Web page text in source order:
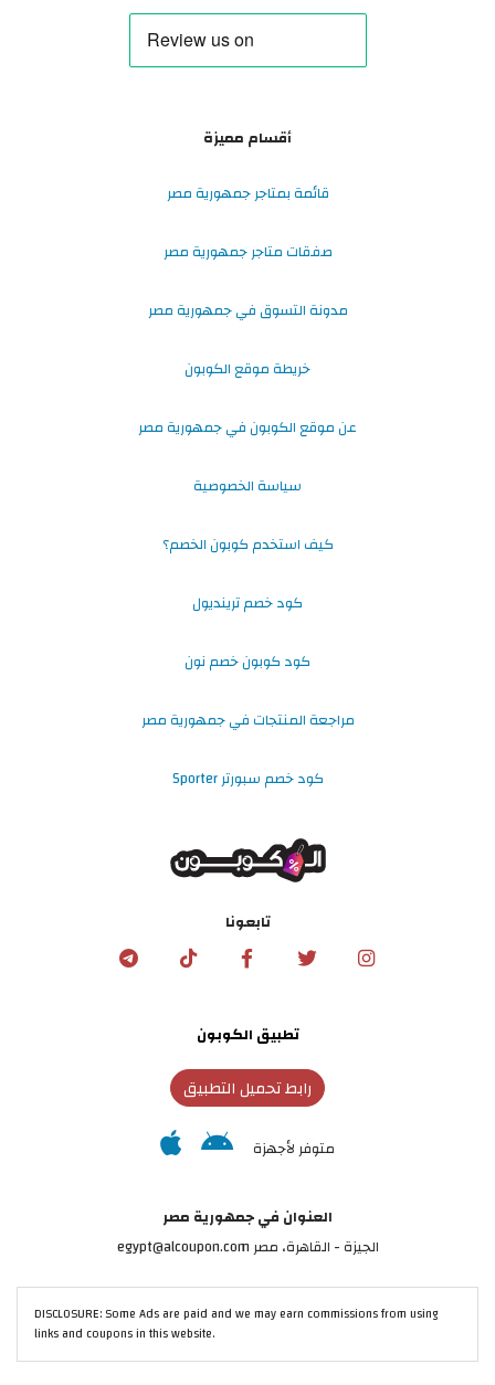
أقسام مميزة
قائمة بمتاجر جمهورية مصر
صفقات متاجر جمهورية مصر
مدونة التسوق في جمهورية مصر
خريطة موقع الكوبون
عن موقع الكوبون في جمهورية مصر
سياسة الخصوصية
كيف استخدم كوبون الخصم؟
كود خصم ترينديول
كود كوبون خصم نون
مراجعة المنتجات في جمهورية مصر
كود خصم سبورتر Sporter
تابعونا
تطبيق الكوبون
رابط تحميل التطبيق
متوفر لأجهزة
العنوان في جمهورية مصر
الجيزة - القاهرة، مصر egypt@alcoupon.com
DISCLOSURE: Some Ads are paid and we may earn commissions from using
links and coupons in this website.